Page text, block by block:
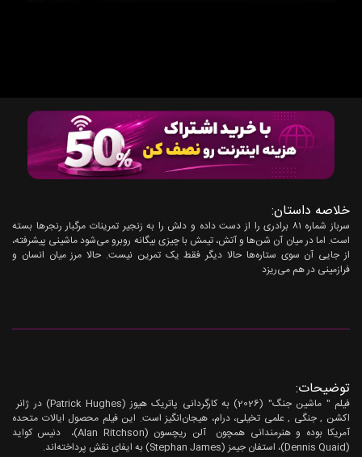
خلاصه داستان:
سرباز شماره ۸۱ برادری را از دست داده و دلش را به زنجیر تمرینات مرگبار رنجرها بسته
است. اما در میان آن شن‌ها و آتش، تیمش با چیزی بیگانه روبرو می‌شود ماشینی پیشرفته،
از جایی آن سوی ستاره‌ها حالا دیگر فقط یک تمرین نیست. حالا مرز میان انسان و
فرازمینی در هم می‌ریزد
توضیحات:
فیلم " ماشین جنگ" (2026) به کارگردانی پاتریک هیوز (Patrick Hughes) در ژانر
اکشن , جنگی , علمی تخیلی، درام، هیجان‌انگیز است. این فیلم محصول ایالات متحده
آمریکا بوده و هنرمندانی همچون آلن ریچسون (Alan Ritchson)، دنیس کواید
(Dennis Quaid)، استفان جیمز (Stephan James) به ایفای نقش پرداخته‌اند.